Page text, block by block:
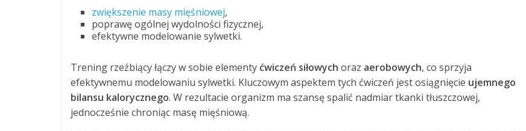
zwiększenie masy mięśniowej,
poprawę ogólnej wydolności fizycznej,
efektywne modelowanie sylwetki.
Trening rzeźbiący łączy w sobie elementyćwiczeń siłowych oraz aerobowych, co sprzyja
efektywnemu modelowaniu sylwetki. Kluczowym aspektem tych ćwiczeń jest osiągnięcie ujemnego
bilansu kalorycznego. W rezultacie organizm ma szansę spalić nadmiar tkanki tłuszczowej,
jednocześnie chroniąc masę mięśniową.